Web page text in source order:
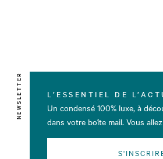
NEWSLETTER L’ESSENTIEL DE
Un condensé 100% luxe, à
dans votre boîte mail. Vous